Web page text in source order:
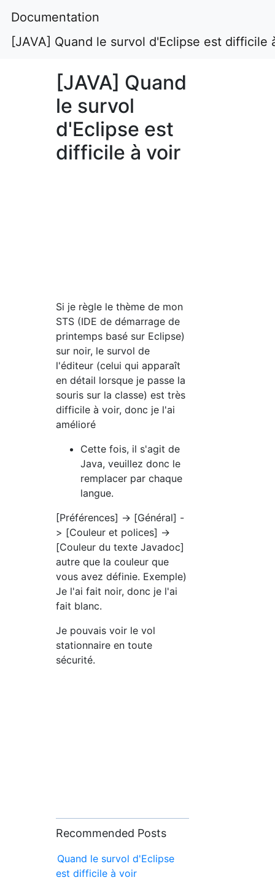
Documentation
[JAVA] Quand le survol d'Eclipse est difficile
[JAVA] Quand
le survol
d'Eclipse est
difficile à voir
Si je règle le thème de mon
STS (IDE de démarrage de
printemps basé sur Eclipse)
sur noir, le survol de
l'éditeur (celui qui apparaît
en détail lorsque je passe la
souris sur la classe) est très
difficile à voir, donc je l'ai
amélioré
Cette fois, il s'agit de
Java, veuillez donc le
remplacer par chaque
langue.
[Préférences] -> [Général] -
> [Couleur et polices] ->
[Couleur du texte Javadoc]
autre que la couleur que
vous avez définie. Exemple)
Je l'ai fait noir, donc je l'ai
fait blanc.
Je pouvais voir le vol
stationnaire en toute
sécurité.
Recommended Posts
Quand le survol d'Eclipse
est difficile à voir